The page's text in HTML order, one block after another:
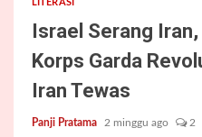
LITERASI
Israel Serang
Korps Garda
Iran Tewas
Panji Pratama 2 minggu ago 2